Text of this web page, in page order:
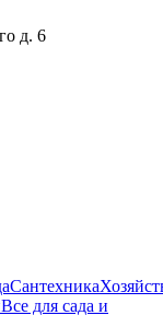
д. 6
Сантехника
Все для сада и